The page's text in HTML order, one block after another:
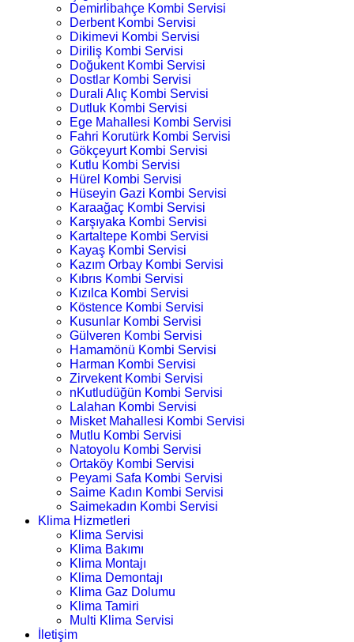
Demirlibahçe Kombi Servisi
Derbent Kombi Servisi
Dikimevi Kombi Servisi
Diriliş Kombi Servisi
Doğukent Kombi Servisi
Dostlar Kombi Servisi
Durali Alıç Kombi Servisi
Dutluk Kombi Servisi
Ege Mahallesi Kombi Servisi
Fahri Korutürk Kombi Servisi
Gökçeyurt Kombi Servisi
Kutlu Kombi Servisi
Hürel Kombi Servisi
Hüseyin Gazi Kombi Servisi
Karaağaç Kombi Servisi
Karşıyaka Kombi Servisi
Kartaltepe Kombi Servisi
Kayaş Kombi Servisi
Kazım Orbay Kombi Servisi
Kıbrıs Kombi Servisi
Kızılca Kombi Servisi
Köstence Kombi Servisi
Kusunlar Kombi Servisi
Gülveren Kombi Servisi
Hamamönü Kombi Servisi
Harman Kombi Servisi
Zirvekent Kombi Servisi
nKutludüğün Kombi Servisi
Lalahan Kombi Servisi
Misket Mahallesi Kombi Servisi
Mutlu Kombi Servisi
Natoyolu Kombi Servisi
Ortaköy Kombi Servisi
Peyami Safa Kombi Servisi
Saime Kadın Kombi Servisi
Saimekadın Kombi Servisi
Klima Hizmetleri
Klima Servisi
Klima Bakımı
Klima Montajı
Klima Demontajı
Klima Gaz Dolumu
Klima Tamiri
Multi Klima Servisi
İletişim